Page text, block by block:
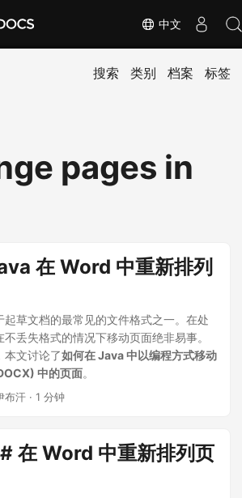
中文
搜索 类别 档案 标签
pages in
在 Word 中重新排列
起草文档的最常见的文件格式之一。在处
丢失格式的情况下移动页面绝非易事。
本文讨论了如何在 Java 中以编程方式移动
中的页面。
布汗 · 1 分钟
在 Word 中重新排列页